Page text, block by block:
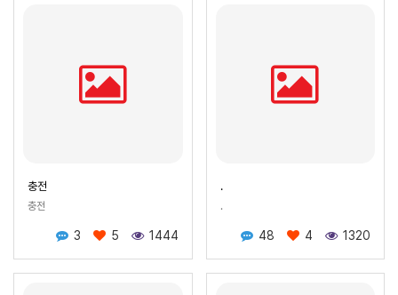
충전
충전
3 5 1444
.
.
48 4 1320